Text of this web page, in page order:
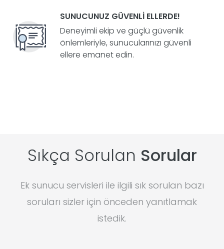
SUNUCUNUZ GÜVENLI ELLERDE!
Deneyimli ekip ve güçlü güvenlik
önlemleriyle, sunucularınızı güvenli
ellere emanet edin.
Sıkça Sorulan Sorular
Ek sunucu servisleri ile ilgili sık sorulan bazı
soruları sizler için önceden yanıtlamak
istedik.